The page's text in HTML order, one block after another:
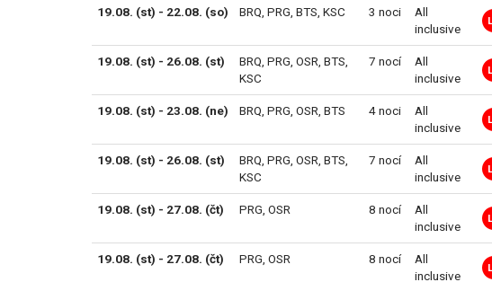
19.08. (st) - 22.08. (so) BRQ, PRG, BTS, KSC 3 noci
All
inclusive
19.08. (st) - 26.08. (st) BRQ, PRG, OSR, BTS,
KSC
7 nocí
All
inclusive
19.08. (st) - 23.08. (ne) BRQ, PRG, OSR, BTS 4 noci
All
inclusive
19.08. (st) - 26.08. (st) BRQ, PRG, OSR, BTS,
KSC
7 nocí
All
inclusive
19.08. (st) - 27.08. (čt) PRG, OSR 8 nocí
All
inclusive
19.08. (st) - 27.08. (čt) PRG, OSR 8 nocí
All
inclusive